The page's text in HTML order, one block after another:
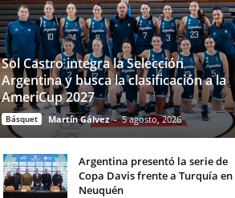
Sol Castro integra la Selección
Argentina y busca la clasificación a la
AmeriCup 2027
Básquet Martín Gálvez - 5 agosto, 2026
Argentina presentó la serie de
Copa Davis frente a Turquía en
Neuquén